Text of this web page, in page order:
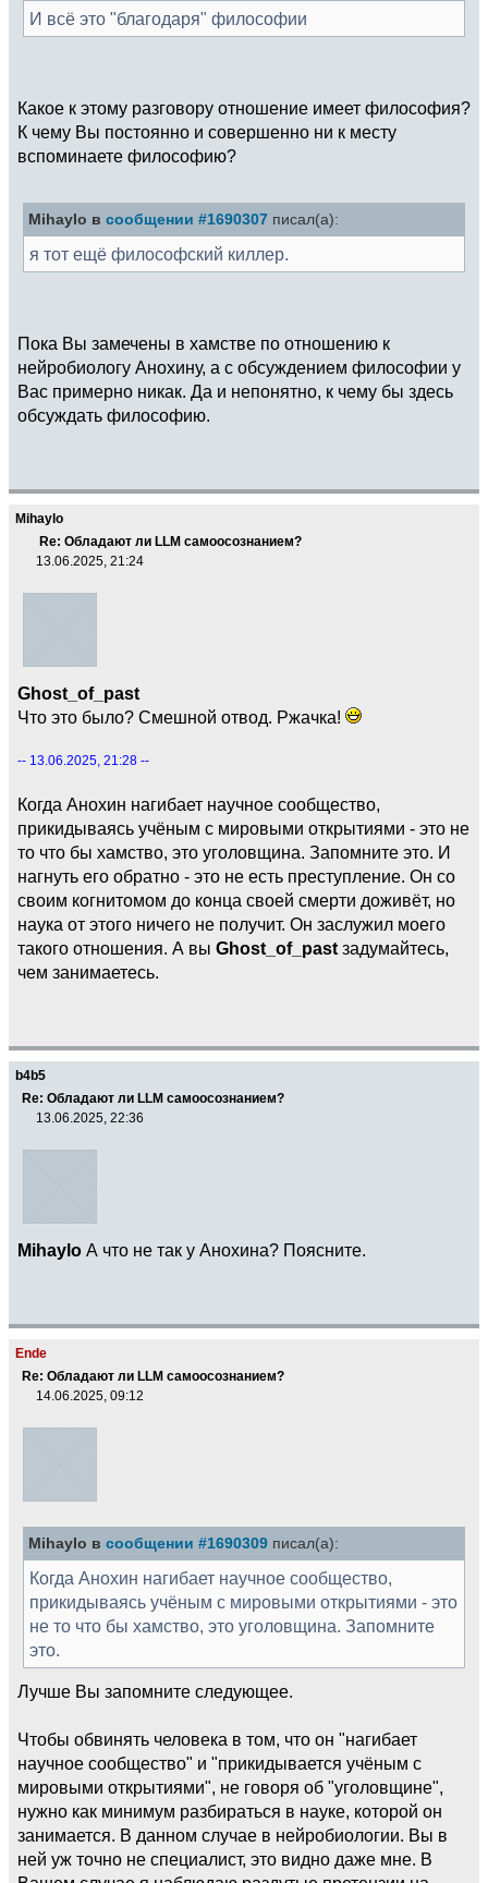
И всё это "благодаря" философии
Какое к этому разговору отношение имеет философия?
К чему Вы постоянно и совершенно ни к месту
вспоминаете философию?
Mihaylo в сообщении #1690307 писал(а):
я тот ещё философский киллер.
Пока Вы замечены в хамстве по отношению к
нейробиологу Анохину, а с обсуждением философии у
Вас примерно никак. Да и непонятно, к чему бы здесь
обсуждать философию.
Mihaylo
Re: Обладают ли LLM самоосознанием?
13.06.2025, 21:24
Ghost_of_past
Что это было? Смешной отвод. Ржачка!
-- 13.06.2025, 21:28 --
Когда Анохин нагибает научное сообщество,
прикидываясь учёным с мировыми открытиями - это не
то что бы хамство, это уголовщина. Запомните это. И
нагнуть его обратно - это не есть преступление. Он со
своим когнитомом до конца своей смерти доживёт, но
наука от этого ничего не получит. Он заслужил моего
такого отношения. А вы Ghost_of_past задумайтесь,
чем занимаетесь.
b4b5
Re: Обладают ли LLM самоосознанием?
13.06.2025, 22:36
Mihaylo А что не так у Анохина? Поясните.
Ende
Re: Обладают ли LLM самоосознанием?
14.06.2025, 09:12
Mihaylo в сообщении #1690309 писал(а):
Когда Анохин нагибает научное сообщество,
прикидываясь учёным с мировыми открытиями - это
не то что бы хамство, это уголовщина. Запомните
это.
Лучше Вы запомните следующее.
Чтобы обвинять человека в том, что он "нагибает
научное сообщество" и "прикидывается учёным с
мировыми открытиями", не говоря об "уголовщине",
нужно как минимум разбираться в науке, которой он
занимается. В данном случае в нейробиологии. Вы в
ней уж точно не специалист, это видно даже мне. В